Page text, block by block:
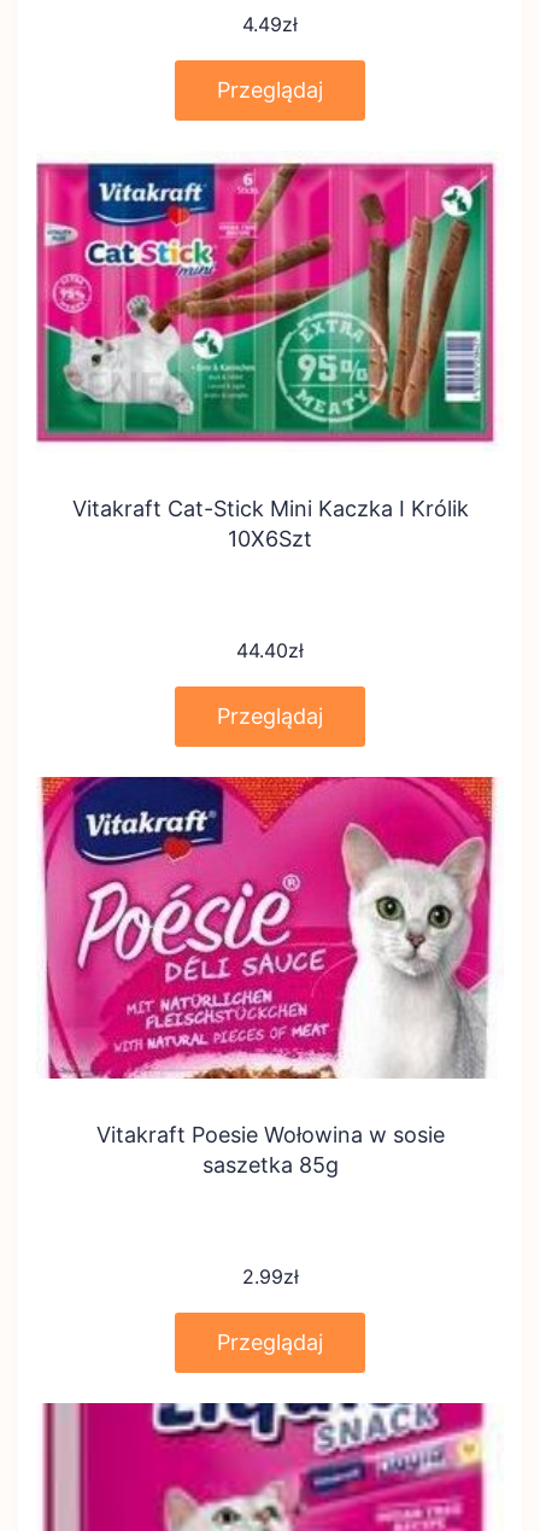
4.49zł
Przeglądaj
Vitakraft Cat-Stick Mini Kaczka I Królik
10X6Szt
44.40zł
Przeglądaj
Vitakraft Poesie Wołowina w sosie
saszetka 85g
2.99zł
Przeglądaj